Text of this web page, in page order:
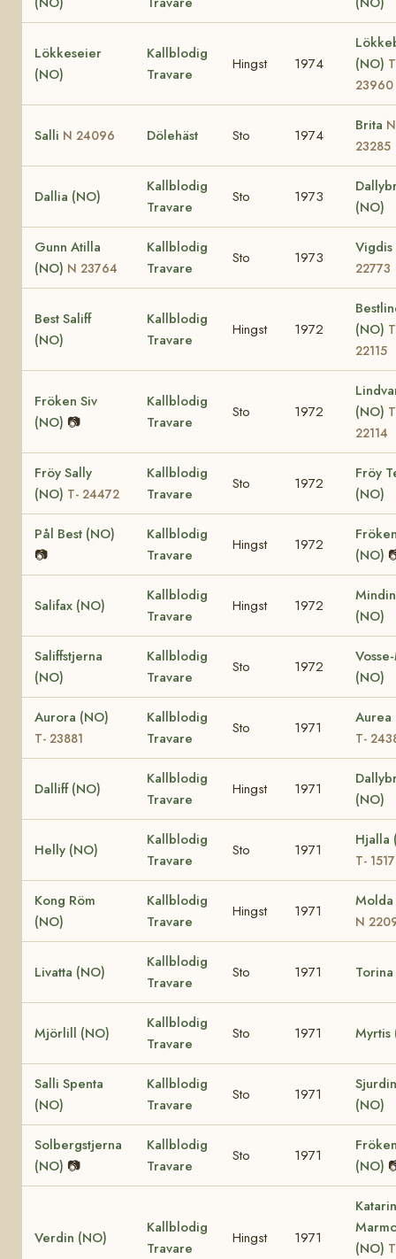
Lökkeseier
(NO)
Kallblodig
Travare
Hingst 1974
(NO)
23960
Salli N 24096 Dölehäst Sto 1974
Brita N
23285
Dallia (NO)
Kallblodig
Travare
Sto 1973
(NO)
Gunn Atilla
(NO) N 23764
Kallblodig
Travare
Sto 1973
Vigdis
22773
Best Saliff
(NO)
Kallblodig
Travare
Hingst 1972
(NO)
22115
Fröken Siv
(NO) 📷
Kallblodig
Travare
Sto 1972
(NO)
22114
Fröy Sally
(NO) T- 24472
Kallblodig
Travare
Sto 1972
Fröy
(NO)
Pål Best (NO)
📷
Kallblodig
Travare
Hingst 1972
(NO)
Salifax (NO)
Kallblodig
Travare
Hingst 1972
(NO)
Saliffstjerna
(NO)
Kallblodig
Travare
Sto 1972
(NO)
Aurora (NO)
T- 23881
Kallblodig
Travare
Sto 1971
Aurea
T-
Dalliff (NO)
Kallblodig
Travare
Hingst 1971
(NO)
Helly (NO)
Kallblodig
Travare
Sto 1971
Hjalla
T- 1517
Kong Röm
(NO)
Kallblodig
Travare
Hingst 1971
N
Livatta (NO)
Kallblodig
Travare
Sto 1971
Mjörlill (NO)
Kallblodig
Travare
Sto 1971 Myrtis
Salli Spenta
(NO)
Kallblodig
Travare
Sto 1971
(NO)
Solbergstjerna
(NO) 📷
Kallblodig
Travare
Sto 1971
(NO)
Verdin (NO)
Kallblodig
Travare
Hingst 1971
(NO)